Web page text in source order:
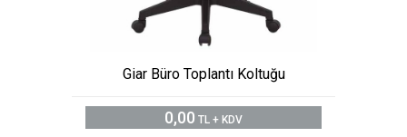
Giar Büro Toplantı Koltuğu
0,00 TL + KDV